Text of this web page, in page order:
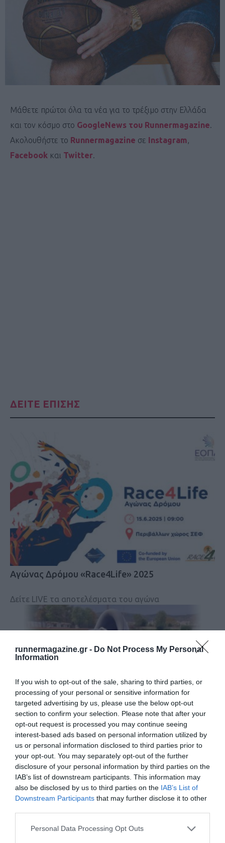
runnermagazine.gr - Do Not Process My Personal
Information
If you wish to opt-out of the sale, sharing to third parties, or
processing of your personal or sensitive information for
targeted advertising by us, please use the below opt-out
section to confirm your selection. Please note that after your
opt-out request is processed you may continue seeing
interest-based ads based on personal information utilized by
us or personal information disclosed to third parties prior to
your opt-out. You may separately opt-out of the further
disclosure of your personal information by third parties on the
IAB’s list of downstream participants. This information may
also be disclosed by us to third parties on the IAB’s List of
Downstream Participants that may further disclose it to other
Personal Data Processing Opt Outs
Μάθετε πρώτοι όλα τα νέα για το τρέξιμο στην Ελλάδα
και τον κόσμο στο GoogleNews του Runnermagazine
Ακολουθήστε το Runnermagazine σε Instagram
Facebook και Twitter
ΔΕΙΤΕ ΕΠΙΣΗΣ
Αγώνας Δρόμου «Race4Life» 2025
Δείτε LIVE τα αποτελέσματα του αγώνα
On Cloudsurfer 2
Δοκιμάσαμε το νέο μοντέλο της On